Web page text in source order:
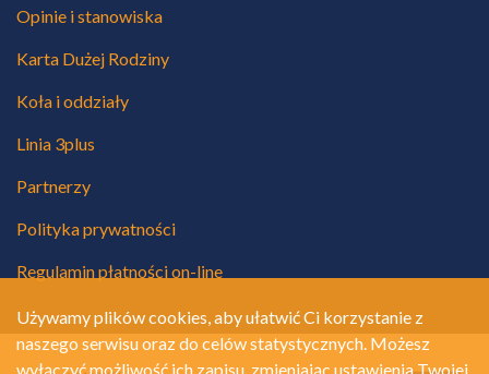
Opinie i stanowiska
Karta Dużej Rodziny
Koła i oddziały
Linia 3plus
Partnerzy
Polityka prywatności
Regulamin płatności on-line
Używamy plików cookies, aby ułatwić Ci korzystanie z
naszego serwisu oraz do celów statystycznych. Możesz
wyłączyć możliwość ich zapisu, zmieniając ustawienia Twojej